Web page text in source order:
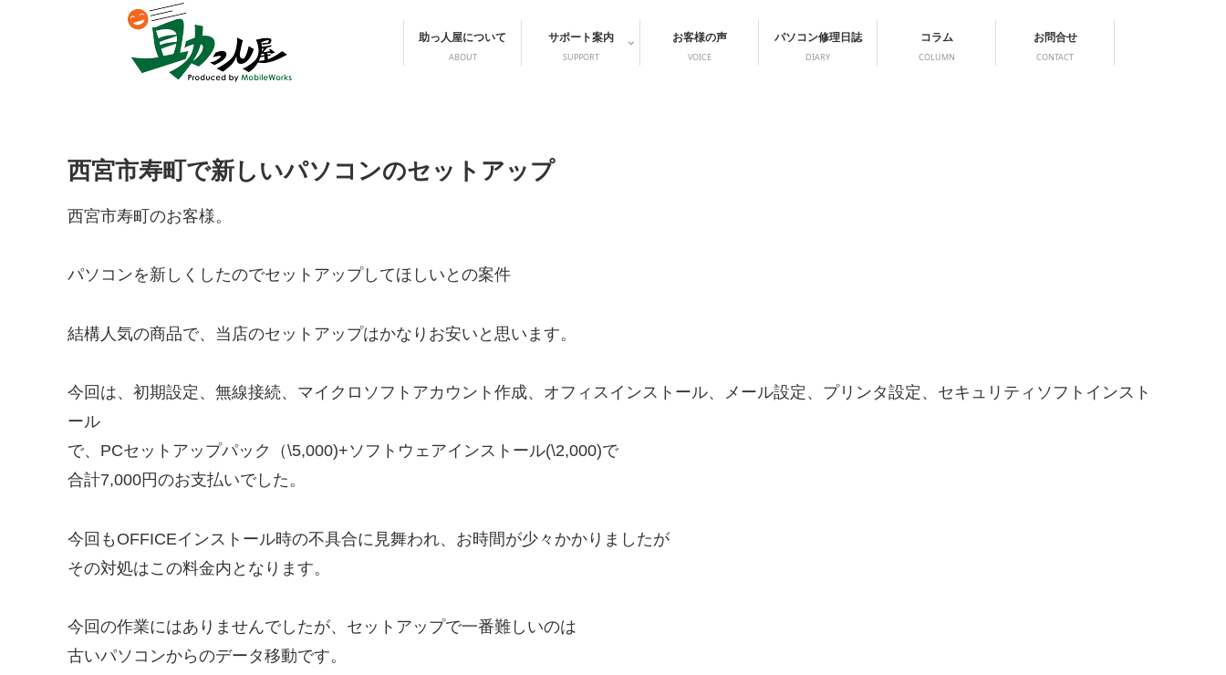
助っ人屋について
ABOUT
サポート案内
SUPPORT
お客様の声
VOICE
パソコン修理日誌
DIARY
コラム
COLUMN
お問合せ
CONTACT
西宮市寿町で新しいパソコンのセットアップ
西宮市寿町のお客様。
パソコンを新しくしたのでセットアップしてほしいとの案件
結構人気の商品で、当店のセットアップはかなりお安いと思います。
今回は、初期設定、無線接続、マイクロソフトアカウント作成、オフィスインストール、メール設定、プリンタ設定、セキュリティソフトインスト
ール
で、PCセットアップパック（\5,000)+ソフトウェアインストール(\2,000)で
合計7,000円のお支払いでした。
今回もOFFICEインストール時の不具合に見舞われ、お時間が少々かかりましたが
その対処はこの料金内となります。
今回の作業にはありませんでしたが、セットアップで一番難しいのは
古いパソコンからのデータ移動です。